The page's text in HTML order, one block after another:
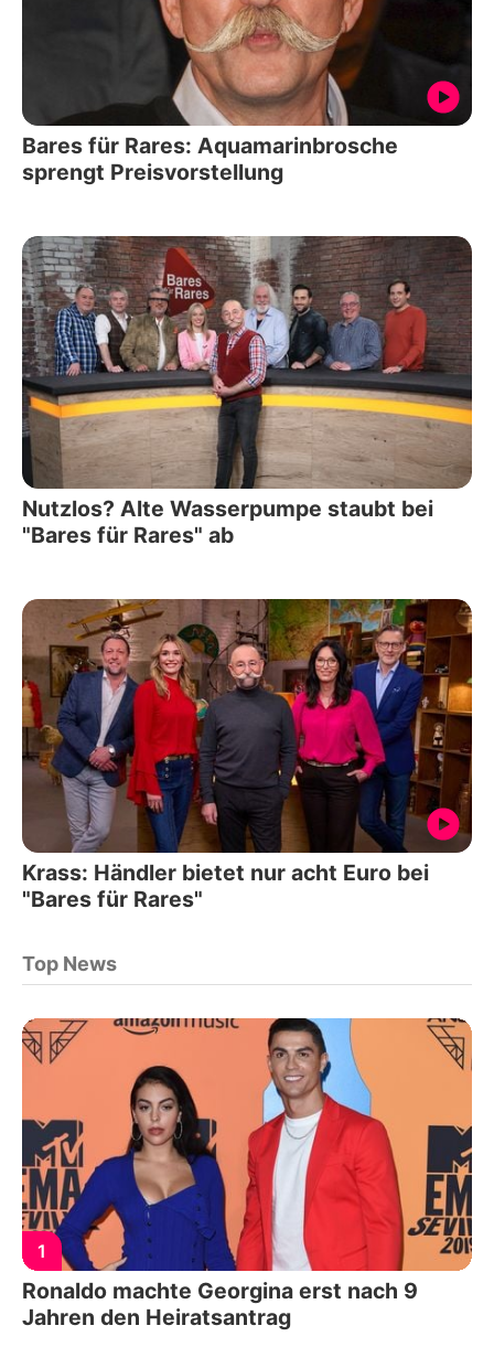
Bares für Rares: Aquamarinbrosche
sprengt Preisvorstellung
Nutzlos? Alte Wasserpumpe staubt bei
"Bares für Rares" ab
Krass: Händler bietet nur acht Euro bei
"Bares für Rares"
Top News
1
Ronaldo machte Georgina erst nach 9
Jahren den Heiratsantrag